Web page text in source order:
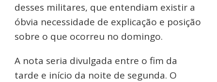
desses militares, que entendiam existir a
óbvia necessidade de explicação e posição
sobre o que ocorreu no domingo.
A nota seria divulgada entre o fim da
tarde e início da noite de segunda. O